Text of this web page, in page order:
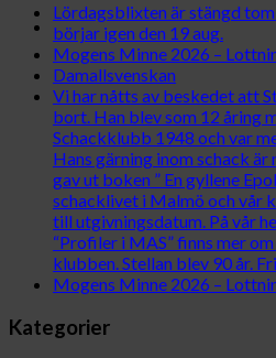
Lördagsblixten är stängd
börjar igen den 19 aug.
Mogens Minne 2026 –
Damallsvenskan
Vi har nåtts av beskedet att
bort. Han blev som 12 åring
Schackklubb 1948 och var
Hans gärning inom schack
gav ut boken ” En gyllene
schacklivet i Malmö och vår
till utgivningsdatum. På vår
“Profiler i MAS” finns mer
klubben. Stellan blev 90 år.
Mogens Minne 2026 –
Kategorier